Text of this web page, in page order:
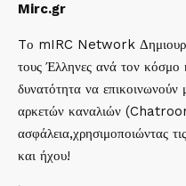
Mirc.gr
Tο mIRC Network
τους Έλληνες ανά τον κόσμο
δυνατότητα να επικοινωνούν
αρκετών καναλιών
ασφάλεια,χρησιμοποιώντας
και ήχου!